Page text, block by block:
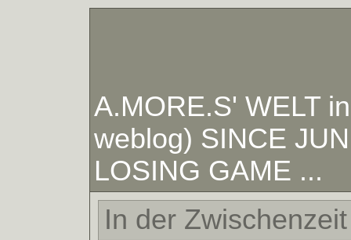
A.MORE.S' WELT
weblog) SINCE
LOSING GAME ...
In der